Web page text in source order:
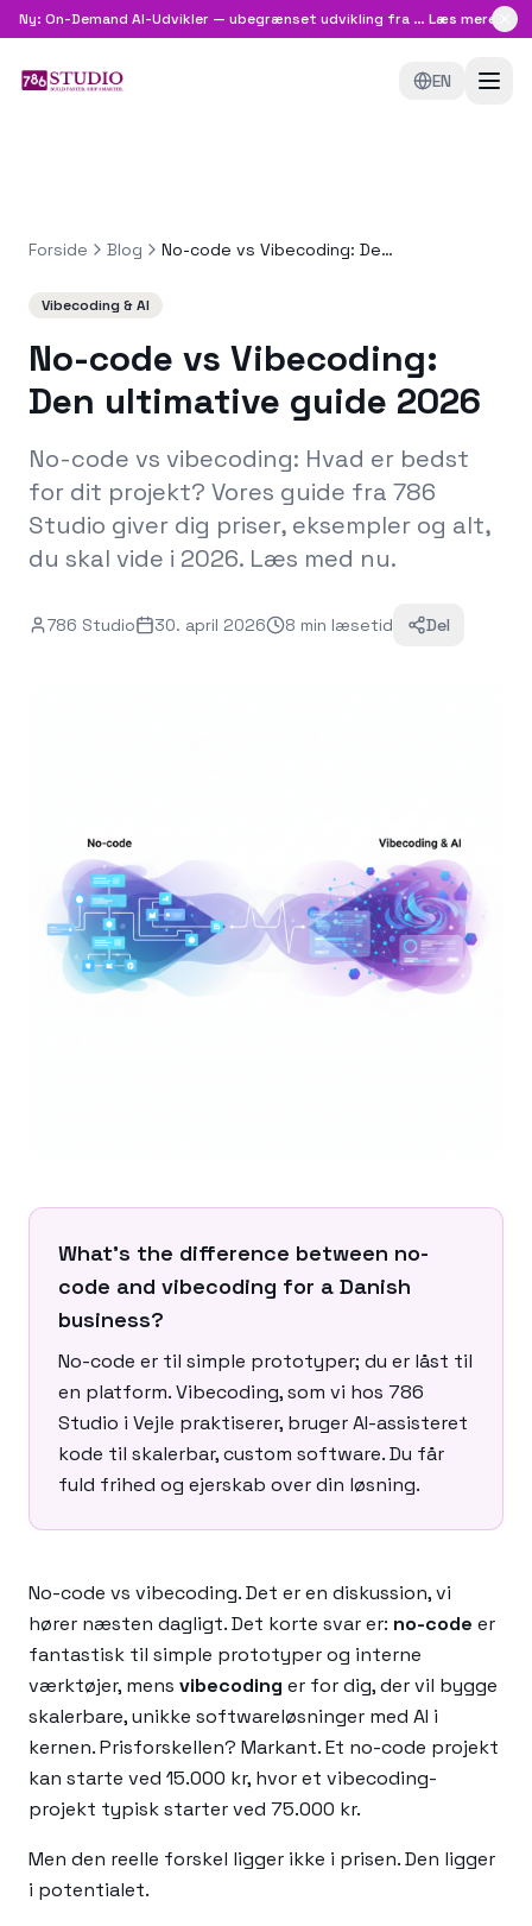
Ny: On-Demand AI-Udvikler — ubegrænset udvikling fra 8.999 kr/md
Læs mere
EN
Forside Blog No-code vs Vibecoding: Den ultimative guide 2026
Vibecoding & AI
No-code vs Vibecoding:
Den ultimative guide 2026
No-code vs vibecoding: Hvad er bedst
for dit projekt? Vores guide fra 786
Studio giver dig priser, eksempler og alt,
du skal vide i 2026. Læs med nu.
786 Studio 30. april 2026 8 min læsetid Del
What's the difference between no-
code and vibecoding for a Danish
business?
No-code er til simple prototyper; du er låst til
en platform. Vibecoding, som vi hos 786
Studio i Vejle praktiserer, bruger AI-assisteret
kode til skalerbar, custom software. Du får
fuld frihed og ejerskab over din løsning.
No-code vs vibecoding. Det er en diskussion, vi
hører næsten dagligt. Det korte svar er: no-code er
fantastisk til simple prototyper og interne
værktøjer, mens vibecoding er for dig, der vil bygge
skalerbare, unikke softwareløsninger med AI i
kernen. Prisforskellen? Markant. Et no-code projekt
kan starte ved 15.000 kr, hvor et vibecoding-
projekt typisk starter ved 75.000 kr.
Men den reelle forskel ligger ikke i prisen. Den ligger
i potentialet.